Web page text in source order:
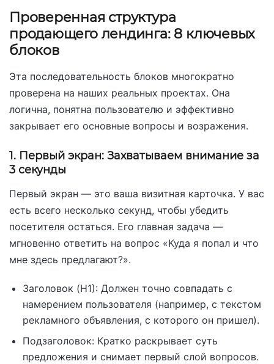
Проверенная структура
продающего лендинга: 8 ключевых
блоков
Эта последовательность блоков многократно
проверена на наших реальных проектах. Она
логична, понятна пользователю и эффективно
закрывает его основные вопросы и возражения.
1. Первый экран: Захватываем внимание за
3 секунды
Первый экран — это ваша визитная карточка. У вас
есть всего несколько секунд, чтобы убедить
посетителя остаться. Его главная задача —
мгновенно ответить на вопрос «Куда я попал и что
мне здесь предлагают?».
Заголовок (H1): Должен точно совпадать с
намерением пользователя (например, с текстом
рекламного объявления, с которого он пришел).
Подзаголовок: Кратко раскрывает суть
предложения и снимает первый слой вопросов.